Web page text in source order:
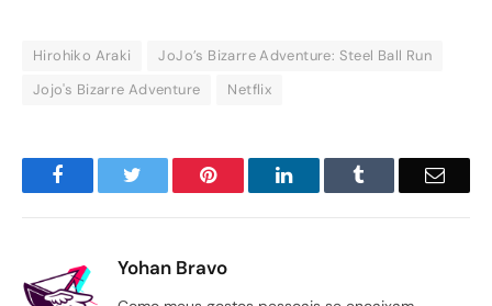
Hirohiko Araki
JoJo’s Bizarre Adventure: Steel Ball Run
Jojo's Bizarre Adventure
Netflix
Facebook Pinterest LinkedIn Email
Yohan Bravo